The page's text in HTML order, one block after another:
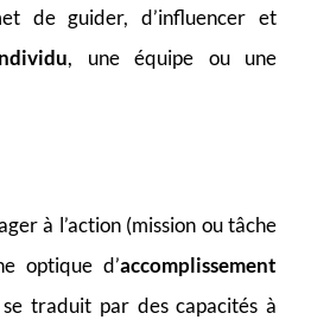
de guider, d’influencer et
, une équipe ou une
à l’action (mission ou tâche
optique d’accomplissement
traduit par des capacités à